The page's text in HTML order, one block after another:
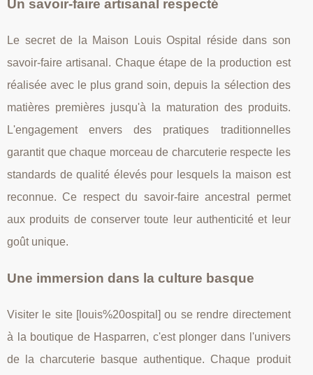
Un savoir-faire artisanal respecté
Le secret de la Maison Louis Ospital réside dans son
savoir-faire artisanal. Chaque étape de la production est
réalisée avec le plus grand soin, depuis la sélection des
matières premières jusqu'à la maturation des produits.
L'engagement envers des pratiques traditionnelles
garantit que chaque morceau de charcuterie respecte les
standards de qualité élevés pour lesquels la maison est
reconnue. Ce respect du savoir-faire ancestral permet
aux produits de conserver toute leur authenticité et leur
goût unique.
Une immersion dans la culture basque
Visiter le site [louis%20ospital] ou se rendre directement
à la boutique de Hasparren, c'est plonger dans l'univers
de la charcuterie basque authentique. Chaque produit